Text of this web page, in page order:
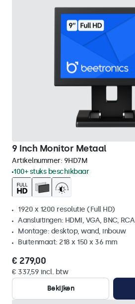
9 Inch Monitor Metaal
Artikelnummer: 9HD7M
100+ stuks beschikbaar
1920 x 1200 resolutie (Full HD)
Aansluitingen: HDMI, VGA, BNC, RCA
Montage: desktop, wand, inbouw
Buitenmaat: 218 x 150 x 36 mm
€ 279,00
€ 337,59 incl. btw
Bekijken